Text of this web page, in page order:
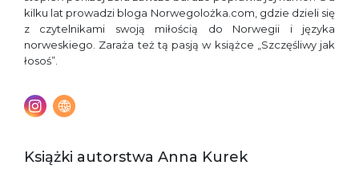
kilku lat prowadzi bloga Norwegolożka.com, gdzie dzieli się
z czytelnikami swoją miłością do Norwegii i języka
norweskiego. Zaraża też tą pasją w książce „Szczęśliwy jak
łosoś”.
Książki autorstwa Anna Kurek